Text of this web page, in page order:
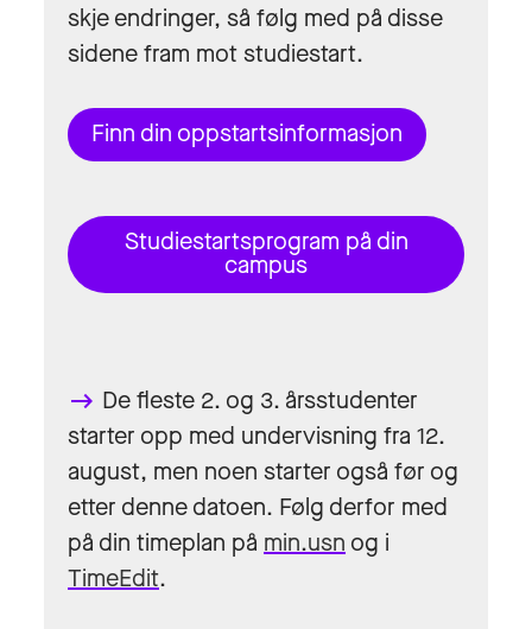
skje endringer, så følg med på disse
sidene fram mot studiestart.
Finn din oppstartsinformasjon
Studiestartsprogram på din
campus
keyboard_backspace De fleste 2. og 3. årsstudenter
starter opp med undervisning fra 12.
august, men noen starter også før og
etter denne datoen. Følg derfor med
på din timeplan på min.usn og i
TimeEdit.